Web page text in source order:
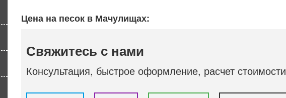
Цена на песок в Мачулищах:
Свяжитесь с нами
Консультация, быстрое оформление, расчет стоимости